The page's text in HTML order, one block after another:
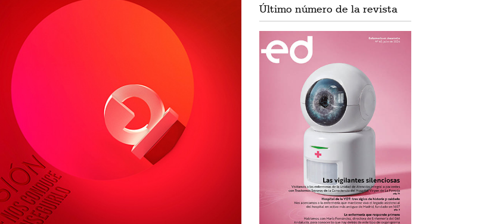
Último número de la revista